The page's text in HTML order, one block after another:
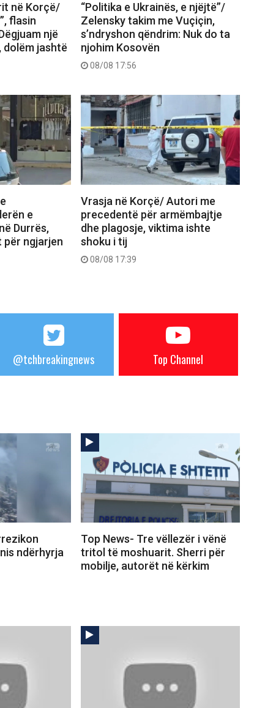
në Korçë/
flasin
një
dolëm jashtë
“Politika e Ukrainës, e njëjtë”/
Zelensky takim me Vuçiçin,
s’ndryshon qëndrim: Nuk do ta
njohim Kosovën
08/08 17:56
e
Durrës,
për ngjarjen
Vrasja në Korçë/ Autori me
precedentë për armëmbajtje
dhe plagosje, viktima ishte
shoku i tij
08/08 17:39
@tchbreakingnews Top Channel
ndërhyrja
Top News- Tre vëllezër i vënë
tritol të moshuarit. Sherri për
mobilje, autorët në kërkim